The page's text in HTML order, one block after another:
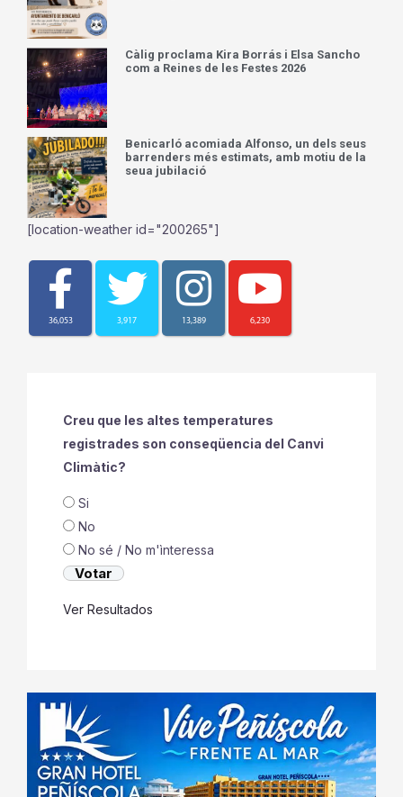
Càlig proclama Kira Borrás i Elsa Sancho
com a Reines de les Festes 2026
Benicarló acomiada Alfonso, un dels seus
barrenders més estimats, amb motiu de la
seua jubilació
[location-weather id="200265"]
36,053 3,917 13,389 6,230
Creu que les altes temperatures
registrades son conseqüencia del Canvi
Climàtic?
Si
No
No sé / No m'ìnteressa
Ver Resultados